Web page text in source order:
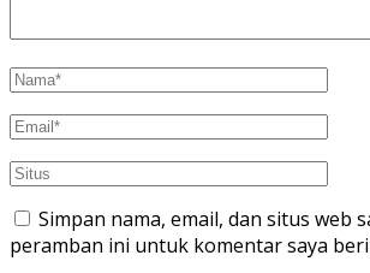
Simpan nama, email, dan situs web
peramban ini untuk komentar saya